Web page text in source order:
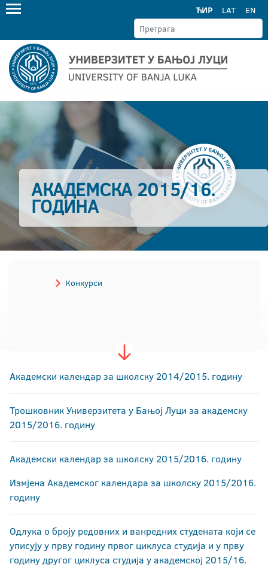
ЋИР LAT EN
АКАДЕМСКА 2015/16.
ГОДИНА
Конкурси
Академски календар за школску 2014/2015. годину
Трошковник Универзитета у Бањој Луци за академску
2015/2016. годину
Академски календар за школску 2015/2016. годину
Измјена Академског календара за школску 2015/2016.
годину
Одлука о броју редовних и ванредних студената који се
уписују у прву годину првог циклуса студија и у прву
годину другог циклуса студија у академској 2015/16.